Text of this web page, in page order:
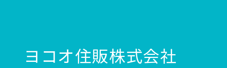
ヨコオ住販株式会社